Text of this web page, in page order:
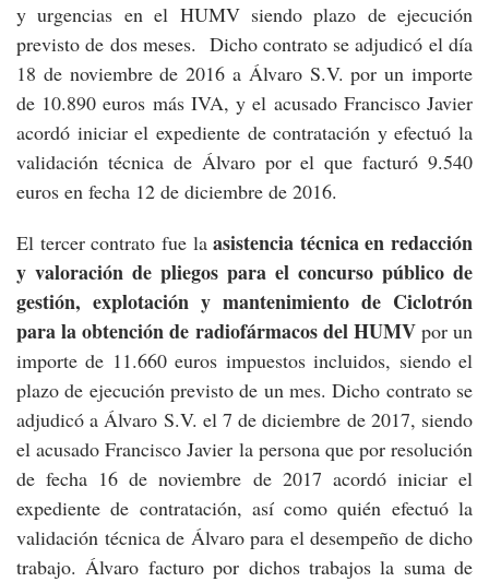
y urgencias en el HUMV siendo plazo de ejecución
previsto de dos meses. Dicho contrato se adjudicó el día
18 de noviembre de 2016 a Álvaro S.V. por un importe
de 10.890 euros más IVA, y el acusado Francisco Javier
acordó iniciar el expediente de contratación y efectuó la
validación técnica de Álvaro por el que facturó 9.540
euros en fecha 12 de diciembre de 2016.
El tercer contrato fue laasistencia técnica en redacción
y valoración de pliegos para el concurso público de
gestión, explotación y mantenimiento de Ciclotrón
para la obtención de radiofármacos del HUMVpor un
importe de 11.660 euros impuestos incluidos, siendo el
plazo de ejecución previsto de un mes. Dicho contrato se
adjudicó a Álvaro S.V. el 7 de diciembre de 2017, siendo
el acusado Francisco Javier la persona que por resolución
de fecha 16 de noviembre de 2017 acordó iniciar el
expediente de contratación, así como quién efectuó la
validación técnica de Álvaro para el desempeño de dicho
trabajo. Álvaro facturo por dichos trabajos la suma de